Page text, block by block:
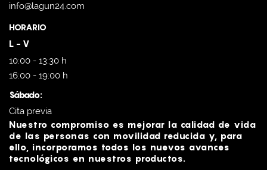
info@lagun24.com
HORARIO
L - V
10:00 - 13:30 h
16:00 - 19:00 h
Sábado:
Cita previa
Nuestro compromiso es mejorar la calidad de vida
de las personas con movilidad reducida y, para
ello, incorporamos todos los nuevos avances
tecnológicos en nuestros productos.